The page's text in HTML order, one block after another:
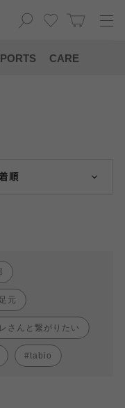
CARE
順
足元
さんと繋がりたい
tabio